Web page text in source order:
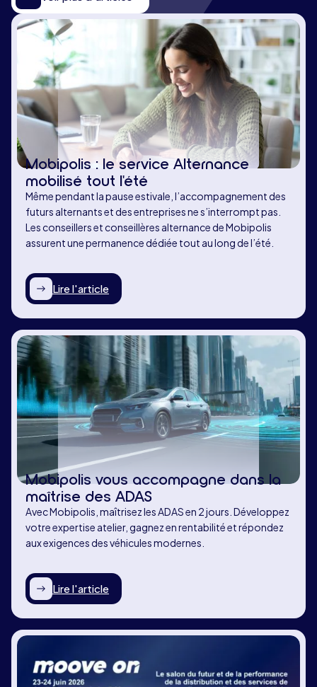
Mobipolis : le service Alternance
mobilisé tout l'été
Même pendant la pause estivale, l’accompagnement des
futurs alternants et des entreprises ne s’interrompt pas.
Les conseillers et conseillères alternance de Mobipolis
assurent une permanence dédiée tout au long de l’été.
Lire l'article
Mobipolis vous accompagne dans la
maîtrise des ADAS
Avec Mobipolis, maîtrisez les ADAS en 2 jours. Développez
votre expertise atelier, gagnez en rentabilité et répondez
aux exigences des véhicules modernes.
Lire l'article